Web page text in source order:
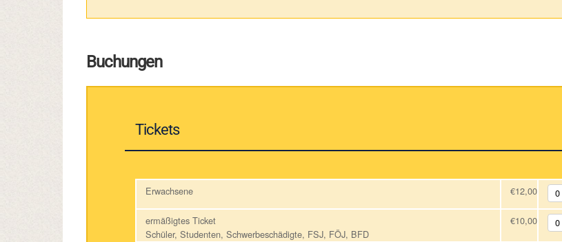
Buchungen
Tickets
Erwachsene €12,00
ermäßigtes Ticket
Schüler, Studenten, Schwerbeschädigte, FSJ, FÖJ, BFD
€10,00